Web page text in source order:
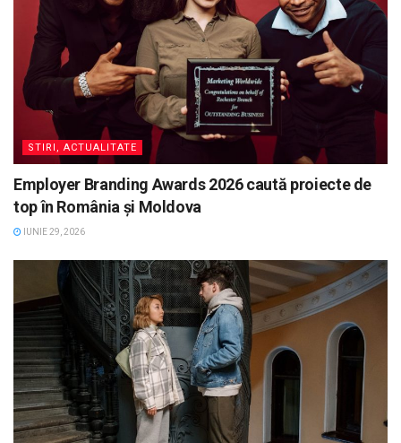
STIRI, ACTUALITATE
Employer Branding Awards 2026 caută proiecte de
top în România și Moldova
IUNIE 29, 2026